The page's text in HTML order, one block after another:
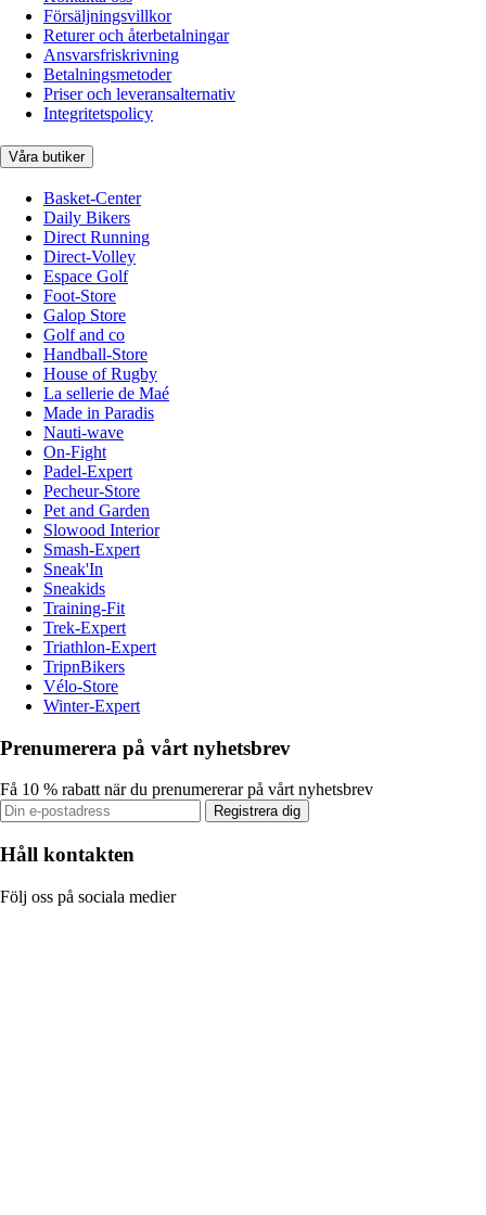
Försäljningsvillkor
Returer och återbetalningar
Ansvarsfriskrivning
Betalningsmetoder
Priser och leveransalternativ
Integritetspolicy
Våra butiker
Basket-Center
Daily Bikers
Direct Running
Direct-Volley
Espace Golf
Foot-Store
Galop Store
Golf and co
Handball-Store
House of Rugby
La sellerie de Maé
Made in Paradis
Nauti-wave
On-Fight
Padel-Expert
Pecheur-Store
Pet and Garden
Slowood Interior
Smash-Expert
Sneak'In
Sneakids
Training-Fit
Trek-Expert
Triathlon-Expert
TripnBikers
Vélo-Store
Winter-Expert
Prenumerera på vårt nyhetsbrev
Få 10 % rabatt när du prenumererar på vårt nyhetsbrev
Registrera dig
Håll kontakten
Följ oss på sociala medier